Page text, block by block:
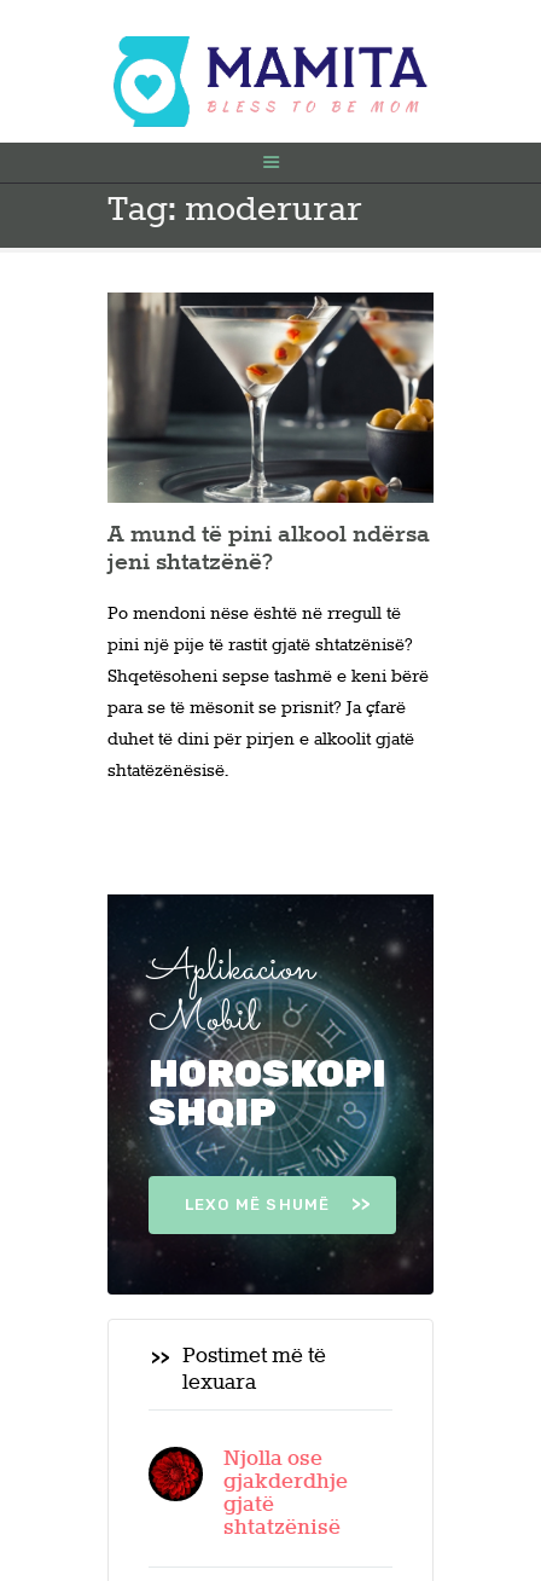
Tag: moderurar
FILLIMI
PARA SHTATËZANIE
VITI I PARË
KONTAKT
A mund të pini alkool ndërsa
jeni shtatzënë?
Po mendoni nëse është në rregull të
pini një pije të rastit gjatë shtatzënisë?
Shqetësoheni sepse tashmë e keni bërë
para se të mësonit se prisnit? Ja çfarë
duhet të dini për pirjen e alkoolit gjatë
shtatëzënësisë.
Aplikacion
Mobil
HOROSKOPI
SHQIP
LEXO MË SHUMË
Postimet më të
lexuara
Njolla ose
gjakderdhje
gjatë
shtatzënisë